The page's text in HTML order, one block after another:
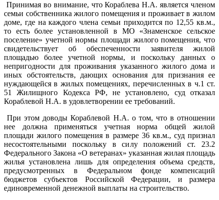
Принимая во внимание, что Кораблева Н.А. является членом
семьи собственника жилого помещения и проживает в жилом
доме, где на каждого члена семьи приходится по 12,55 кв.м.,
то есть более установленной в МО «Знаменское сельское
поселение» учетной нормы площади жилого помещения, что
свидетельствует об обеспеченности заявителя жилой
площадью более учетной нормы, и поскольку данных о
непригодности для проживания указанного жилого дома и
иных обстоятельств, дающих основания для признания ее
нуждающейся в жилых помещениях, перечисленных в ч.1 ст.
51 Жилищного Кодекса РФ, не установлено, суд отказал
Кораблевой Н.А. в удовлетворении ее требований.
При этом доводы Кораблевой Н.А. о том, что в отношении
нее должна применяться учетная норма общей жилой
площади жилого помещения в размере 36 кв.м., суд признал
несостоятельными поскольку в силу положений ст. 23.2
Федерального Закона «О ветеранах» указанная жилая площадь
жилья установлена лишь для определения объема средств,
предусмотренных в Федеральном фонде компенсаций
бюджетов субъектов Российской Федерации, и размера
единовременной денежной выплаты на строительство.